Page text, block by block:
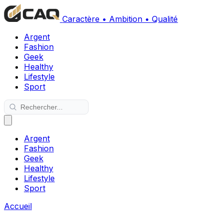
Caractère • Ambition • Qualité
Argent
Fashion
Geek
Healthy
Lifestyle
Sport
Argent
Fashion
Geek
Healthy
Lifestyle
Sport
Accueil